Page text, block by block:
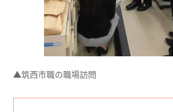
▲筑西市職の職場訪問